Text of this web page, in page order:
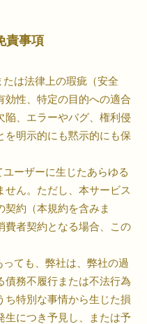
責事項
は法律上の瑕疵（安全
効性、特定の目的への適合
陥、エラーやバグ、権利侵
を明示的にも黙示的にも保
ーザーに生じたあらゆる
せん。ただし、本サービス
契約（本規約を含みま
費者契約となる場合、この
ても、弊社は、弊社の過
債務不履行または不法行為
ち特別な事情から生じた損
生につき予見し、または予